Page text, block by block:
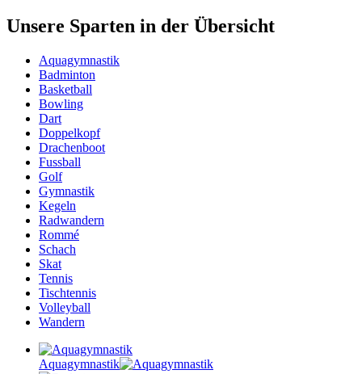
Unsere Sparten in der Übersicht
Aquagymnastik
Badminton
Basketball
Bowling
Dart
Doppelkopf
Drachenboot
Fussball
Golf
Gymnastik
Kegeln
Radwandern
Rommé
Schach
Skat
Tennis
Tischtennis
Volleyball
Wandern
Aquagymnastik